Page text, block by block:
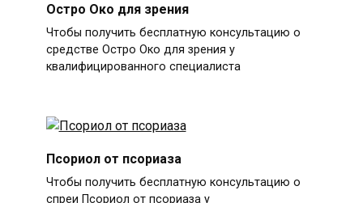
Остро Око для зрения
Чтобы получить бесплатную консультацию о
средстве Остро Око для зрения у
квалифицированного специалиста
Псориол от псориаза
Чтобы получить бесплатную консультацию о
спреи Псориол от псориаза у